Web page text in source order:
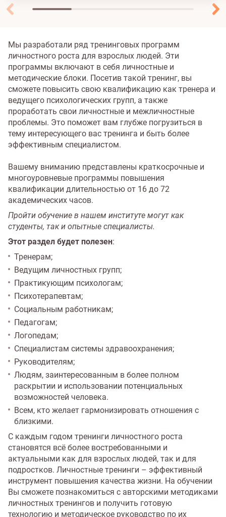
Мы разработали ряд тренинговых программ
личностного роста для взрослых людей. Эти
программы включают в себя личностные и
методические блоки. Посетив такой тренинг, вы
сможете повысить свою квалификацию как тренера и
ведущего психологических групп, а также
проработать свои личностные и межличностные
проблемы. Это поможет вам глубже погрузиться в
тему интересующего вас тренинга и быть более
эффективным специалистом.
Вашему вниманию представлены краткосрочные и
многоуровневые программы повышения
квалификации длительностью от 16 до 72
академических часов.
Пройти обучение в нашем институте могут как
студенты, так и опытные специалисты.
Этот раздел будет полезен:
Тренерам;
Ведущим личностных групп;
Практикующим психологам;
Психотерапевтам;
Социальным работникам;
Педагогам;
Логопедам;
Специалистам системы здравоохранения;
Руководителям;
Людям, заинтересованным в более полном
раскрытии и использовании потенциальных
возможностей человека.
Всем, кто желает гармонизировать отношения с
близкими.
С каждым годом тренинги личностного роста
становятся всё более востребованными и
актуальными как для взрослых людей, так и для
подростков. Личностные тренинги – эффективный
инструмент повышения качества жизни. На обучении
Вы сможете познакомиться с авторскими методиками
личностных тренингов и получить готовую
технологию и методическое руководство по их